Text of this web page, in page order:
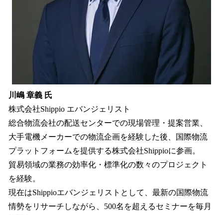
川嶋 章義 氏
株式会社Shippio エバンジェリスト
総合物流会社の配送センターでの現場管理・提案営業、
大手電機メーカーでの物流企画を経験した後、国際物流
プラットフォームを提供する株式会社Shippioに参画。
貿易領域の業務の効率化・標準化の数々のプロジェクト
を経験。
現在はShippioエバンジェリストとして、最新の国際物流
情勢をリサーチしながら、500名を超えるセミナーを毎月